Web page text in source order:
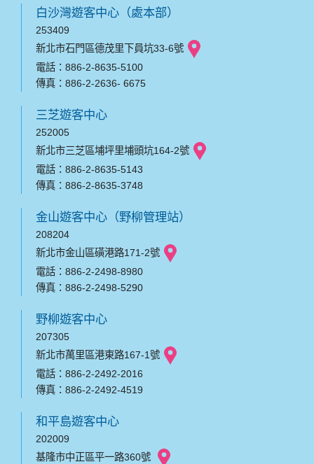
白沙灣遊客中心（處本部）
253409
新北市石門區德茂里下員坑33-6號
電話：886-2-8635-5100
傳真：886-2-2636- 6675
三芝遊客中心
252005
新北市三芝區埔坪里埔頭坑164-2號
電話：886-2-8635-5143
傳真：886-2-8635-3748
金山遊客中心（野柳管理站）
208204
新北市金山區磺港路171-2號
電話：886-2-2498-8980
傳真：886-2-2498-5290
野柳遊客中心
207305
新北市萬里區港東路167-1號
電話：886-2-2492-2016
傳真：886-2-2492-4519
和平島遊客中心
202009
基隆市中正區平一路360號